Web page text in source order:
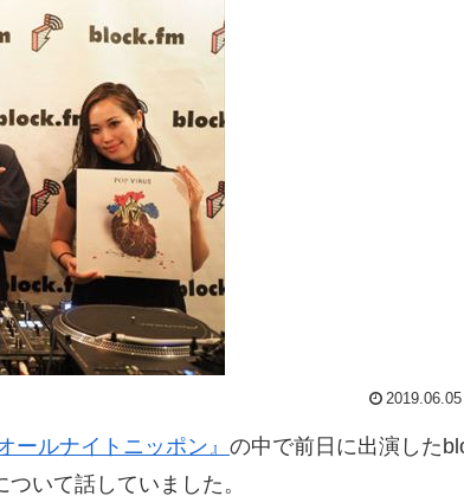
2019.06.05
ールナイトニッポン』 の中で前日に出演した
いて話していました。